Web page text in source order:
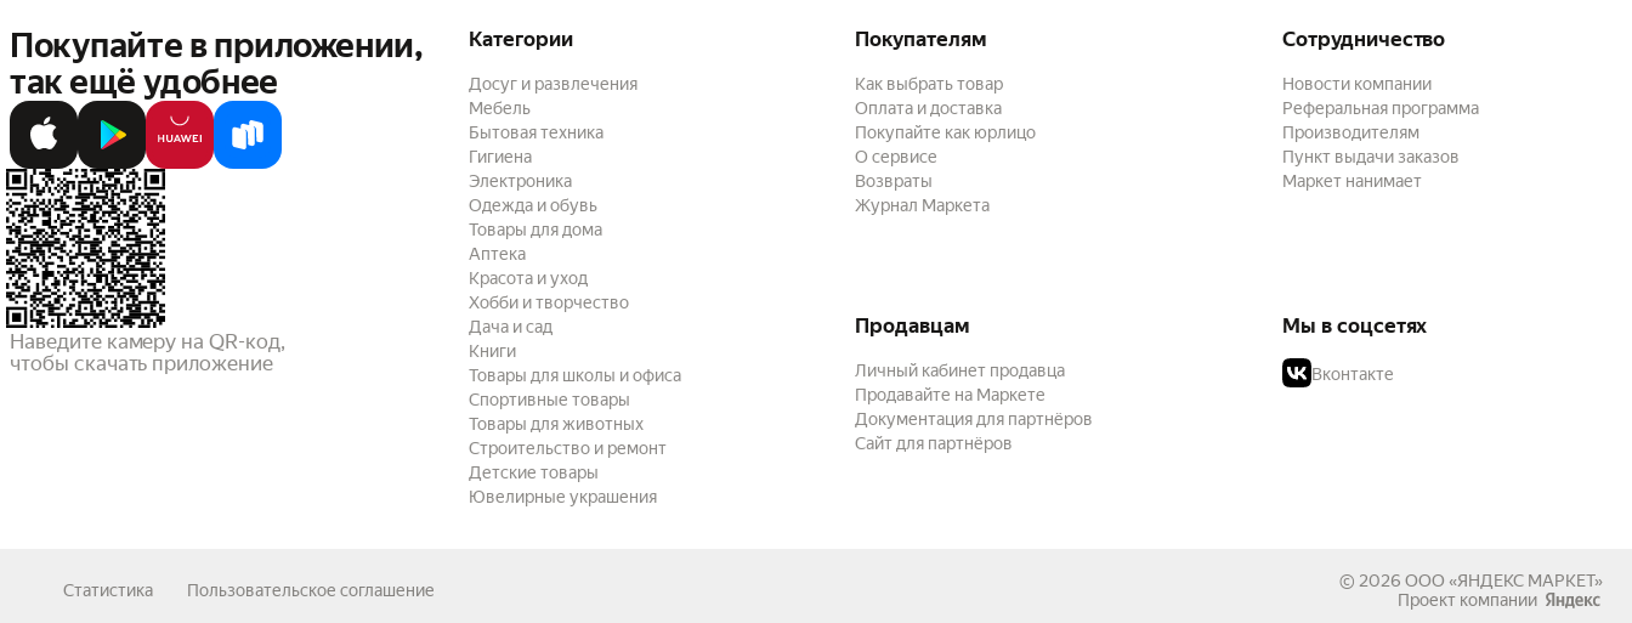
Покупайте в приложении,
так ещё удобнее
Наведите камеру на QR-код,
чтобы скачать приложение
Категории
Досуг и развлечения
Мебель
Бытовая техника
Гигиена
Электроника
Одежда и обувь
Товары для дома
Аптека
Красота и уход
Хобби и творчество
Дача и сад
Книги
Товары для школы и офиса
Спортивные товары
Товары для животных
Строительство и ремонт
Детские товары
Ювелирные украшения
Покупателям
Как выбрать товар
Оплата и доставка
Покупайте как юрлицо
О сервисе
Возвраты
Журнал Маркета
Сотрудничество
Новости компании
Реферальная программа
Производителям
Пункт выдачи заказов
Маркет нанимает
Продавцам
Личный кабинет продавца
Продавайте на Маркете
Документация для партнёров
Сайт для партнёров
Мы в соцсетях
Вконтакте
Статистика Пользовательское соглашение © 2026 ООО «ЯНДЕКС МАРКЕТ»
Проект компании